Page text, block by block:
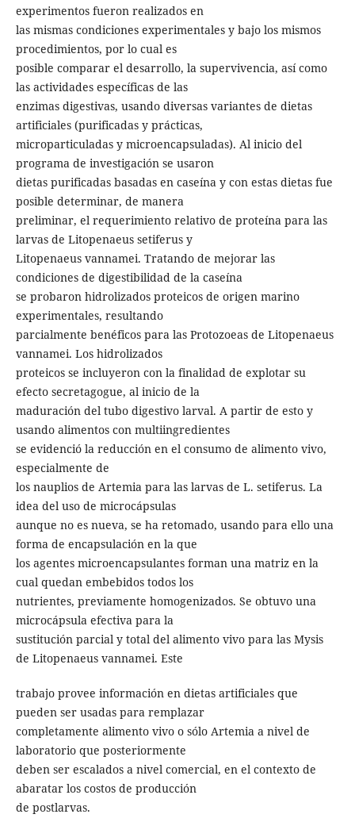
experimentos fueron realizados en
las mismas condiciones experimentales y bajo los mismos
procedimientos, por lo cual es
posible comparar el desarrollo, la supervivencia, así como
las actividades específicas de las
enzimas digestivas, usando diversas variantes de dietas
artificiales (purificadas y prácticas,
microparticuladas y microencapsuladas). Al inicio del
programa de investigación se usaron
dietas purificadas basadas en caseína y con estas dietas fue
posible determinar, de manera
preliminar, el requerimiento relativo de proteína para las
larvas de Litopenaeus setiferus y
Litopenaeus vannamei. Tratando de mejorar las
condiciones de digestibilidad de la caseína
se probaron hidrolizados proteicos de origen marino
experimentales, resultando
parcialmente benéficos para las Protozoeas de Litopenaeus
vannamei. Los hidrolizados
proteicos se incluyeron con la finalidad de explotar su
efecto secretagogue, al inicio de la
maduración del tubo digestivo larval. A partir de esto y
usando alimentos con multiingredientes
se evidenció la reducción en el consumo de alimento vivo,
especialmente de
los nauplios de Artemia para las larvas de L. setiferus. La
idea del uso de microcápsulas
aunque no es nueva, se ha retomado, usando para ello una
forma de encapsulación en la que
los agentes microencapsulantes forman una matriz en la
cual quedan embebidos todos los
nutrientes, previamente homogenizados. Se obtuvo una
microcápsula efectiva para la
sustitución parcial y total del alimento vivo para las Mysis
de Litopenaeus vannamei. Este
trabajo provee información en dietas artificiales que
pueden ser usadas para remplazar
completamente alimento vivo o sólo Artemia a nivel de
laboratorio que posteriormente
deben ser escalados a nivel comercial, en el contexto de
abaratar los costos de producción
de postlarvas.